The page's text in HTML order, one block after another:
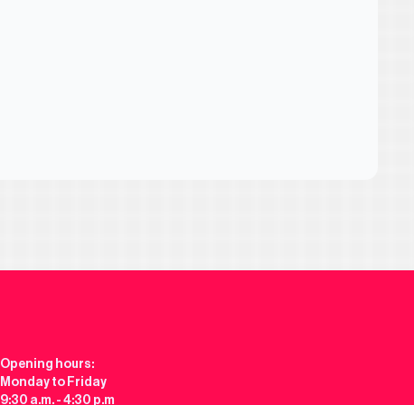
Opening hours:
Monday to Friday
9:30 a.m. - 4:30 p.m